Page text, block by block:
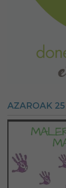
AZAROAK 25